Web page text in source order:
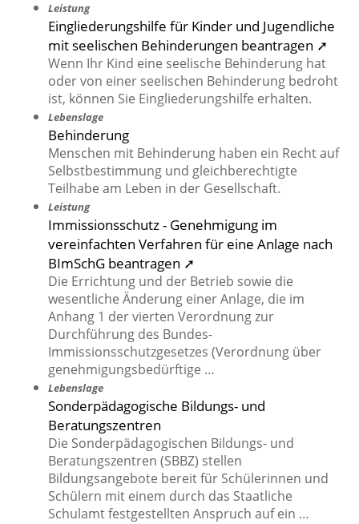
Leistung
Eingliederungshilfe für Kinder und Jugendliche
mit seelischen Behinderungen beantragen ➚
Wenn Ihr Kind eine seelische Behinderung hat
oder von einer seelischen Behinderung bedroht
ist, können Sie Eingliederungshilfe erhalten.
Lebenslage
Behinderung
Menschen mit Behinderung haben ein Recht auf
Selbstbestimmung und gleichberechtigte
Teilhabe am Leben in der Gesellschaft.
Leistung
Immissionsschutz - Genehmigung im
vereinfachten Verfahren für eine Anlage nach
BImSchG beantragen ➚
Die Errichtung und der Betrieb sowie die
wesentliche Änderung einer Anlage, die im
Anhang 1 der vierten Verordnung zur
Durchführung des Bundes-
Immissionsschutzgesetzes (Verordnung über
genehmigungsbedürftige …
Lebenslage
Sonderpädagogische Bildungs- und
Beratungszentren
Die Sonderpädagogischen Bildungs- und
Beratungszentren (SBBZ) stellen
Bildungsangebote bereit für Schülerinnen und
Schülern mit einem durch das Staatliche
Schulamt festgestellten Anspruch auf ein …